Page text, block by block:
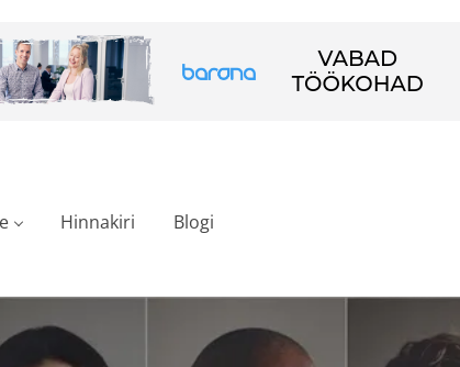
Hinnakiri Blogi